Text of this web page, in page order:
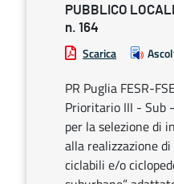
PUBBLICO
n. 164
Scarica
PR Puglia FESR-
Prioritario III - Sub
per la selezione di
alla realizzazione
ciclabili e/o